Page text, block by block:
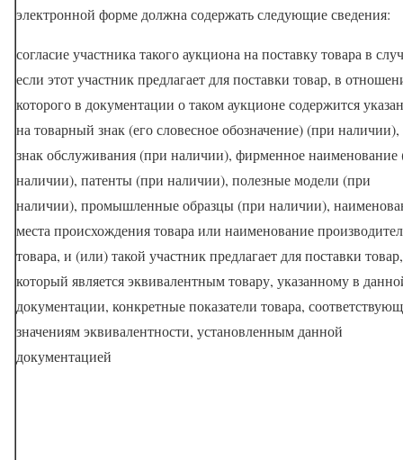
электронной форме должна содержать следующие сведения:
согласие участника такого аукциона на поставку товара в
если этот участник предлагает для поставки товар, в
которого в документации о таком аукционе содержится
на товарный знак (его словесное обозначение) (при наличии),
знак обслуживания (при наличии), фирменное наименование
наличии), патенты (при наличии), полезные модели (при
наличии), промышленные образцы (при наличии),
места происхождения товара или наименование
товара, и (или) такой участник предлагает для поставки товар,
который является эквивалентным товару, указанному в
документации, конкретные показатели товара,
значениям эквивалентности, установленным данной
документацией